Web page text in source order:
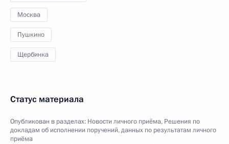
Москва
Пушкино
Щербинка
Статус материала
Опубликован в разделах: Новости личного приёма, Решения по
докладам об исполнении поручений, данных по результатам личного
приёма